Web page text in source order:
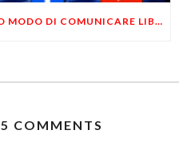
ARRIVA MOLIB, UN ALTRO MODO DI COMUNICARE LIBERTARIO
COMMENTS